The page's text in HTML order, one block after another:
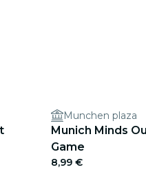
Munchen plaza
Munich Minds
Game
8,99 €